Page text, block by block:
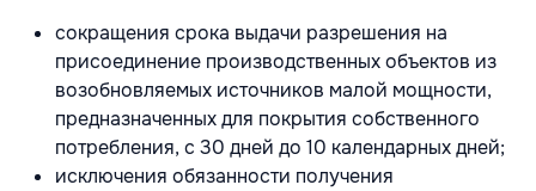
сокращения срока выдачи разрешения на
присоединение производственных объектов из
возобновляемых источников малой мощности,
предназначенных для покрытия собственного
потребления, с 30 дней до 10 календарных дней;
исключения обязанности получения